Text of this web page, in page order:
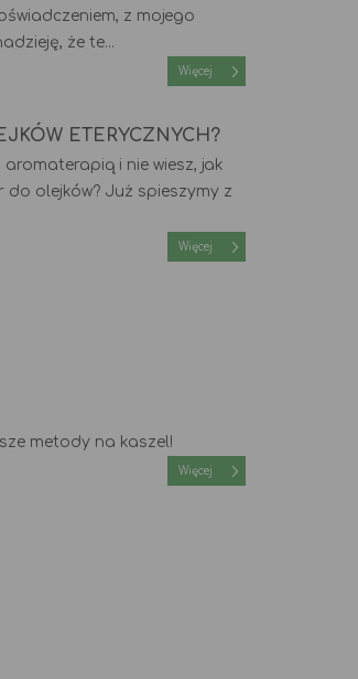
z mojego
że te...
Więcej
ETERYCZNYCH?
i nie wiesz, jak
olejków? Już spieszymy z
Więcej
metody na kaszel!
Więcej